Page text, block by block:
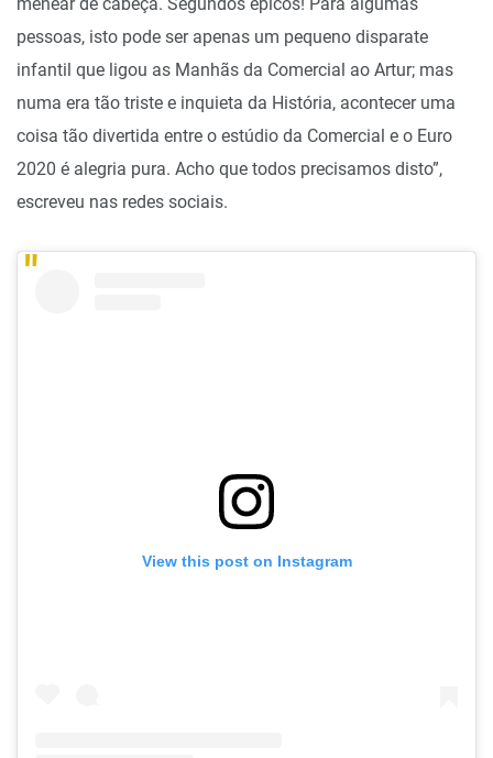
pessoas, isto pode ser apenas um pequeno disparate
infantil que ligou as Manhãs da Comercial ao Artur; mas
numa era tão triste e inquieta da História, acontecer uma
coisa tão divertida entre o estúdio da Comercial e o Euro
2020 é alegria pura. Acho que todos precisamos disto”,
escreveu nas redes sociais.
View this post on Instagram